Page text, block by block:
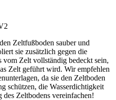
Zeltfußboden sauber und
sie zusätzlich gegen die
Zelt vollständig bedeckt sein,
Zelt geführt wird. Wir empfehlen
da sie den Zeltboden
schützen, die Wasserdichtigkeit
Zeltbodens vereinfachen!